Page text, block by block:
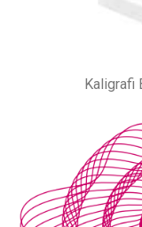
Kaligrafi